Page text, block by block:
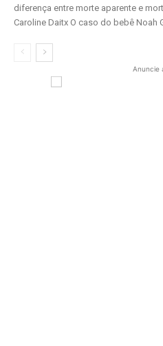
diferença entre morte aparente e
Caroline Daitx O caso do bebê
Anuncie